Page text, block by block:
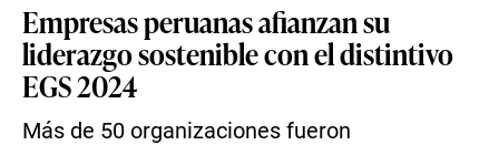
Empresas peruanas afianzan su
liderazgo sostenible con el distintivo
EGS 2024
Más de 50 organizaciones fueron